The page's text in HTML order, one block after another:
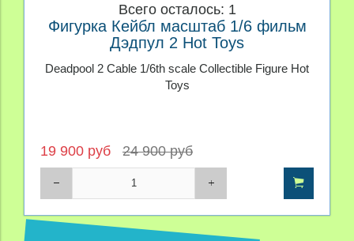
Всего осталось: 1
Фигурка Кейбл масштаб 1/6 фильм
Дэдпул 2 Hot Toys
Deadpool 2 Cable 1/6th scale Collectible Figure Hot
Toys
19 900 руб 24 900 руб